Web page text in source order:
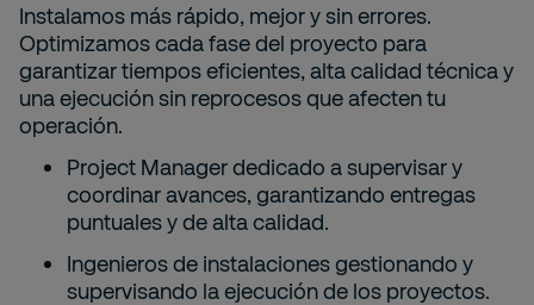
Instalamos más rápido, mejor y sin errores.
Optimizamos cada fase del proyecto para
garantizar tiempos eficientes, alta calidad técnica y
una ejecución sin reprocesos que afecten tu
operación.
Project Manager dedicado a supervisar y
coordinar avances, garantizando entregas
puntuales y de alta calidad.
Ingenieros de instalaciones gestionando y
supervisando la ejecución de los proyectos.